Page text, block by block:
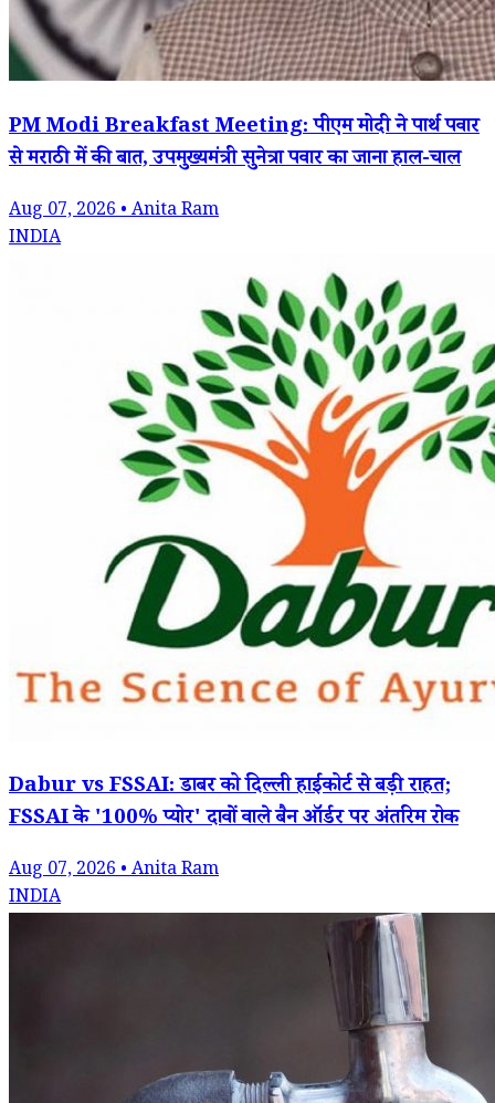
PM Modi Breakfast Meeting: पीएम मोदी ने पार्थ पवार
से मराठी में की बात, उपमुख्यमंत्री सुनेत्रा पवार का जाना हाल-चाल
Aug 07, 2026 • Anita Ram
INDIA
Dabur vs FSSAI: डाबर को दिल्ली हाईकोर्ट से बड़ी राहत;
FSSAI के '100% प्योर' दावों वाले बैन ऑर्डर पर अंतरिम रोक
Aug 07, 2026 • Anita Ram
INDIA